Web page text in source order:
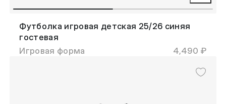
Футболка игровая детская 25/26 синяя
гостевая
Игровая форма
4,490 ₽